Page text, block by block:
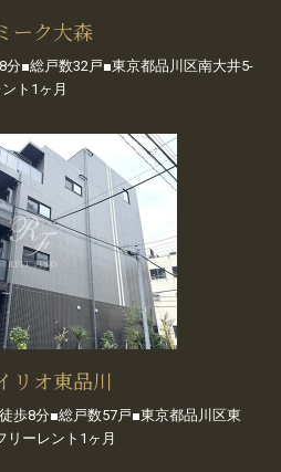
ーク大森
分■総戸数32戸■東京都品川区南大井5-
ト1ヶ月
リオ東品川
歩8分■総戸数57戸■東京都品川区東
リーレント1ヶ月